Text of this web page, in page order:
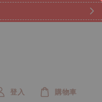
登入 購物車